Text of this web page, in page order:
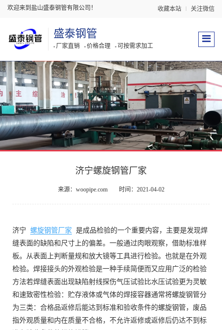
欢迎来到盐山盛泰钢管有限公司！ 收藏本站 关注微信
盛泰钢管
厂家直销 价格合理 可按需求加工
济宁螺旋钢管厂家
来源：woopipe.com 时间：2021-04-02
济宁 螺旋钢管厂家 是成品检验的一个重要内容，主要是发现焊
缝表面的缺陷和尺寸上的偏差。一般通过肉眼观察，借助标准样
板。从表面上判断量规和放大镜等工具进行检验。也就是在外观
检验。焊接接头的外观检验是一种手续简便而又应用广泛的检验
方法若焊缝表面出现缺陷射线探伤气压试验比水压试验更为灵敏
和速致密性检验：贮存液体或气体的焊接容器通常将螺旋钢管分
为三类：合格品返修后能达到标准和验收条件的螺旋钢管，废品
指外观质量和内在质量不合格，不允许返修或返修后仍达不到标